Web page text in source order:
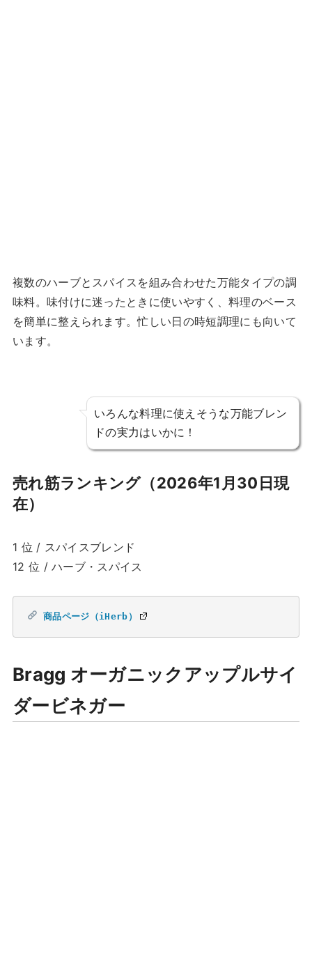
複数のハーブとスパイスを組み合わせた万能タイプの調
味料。味付けに迷ったときに使いやすく、料理のベース
を簡単に整えられます。忙しい日の時短調理にも向いて
います。
いろんな料理に使えそうな万能ブレン
ドの実力はいかに！
売れ筋ランキング（2026年1月30日現
在）
1 位 / スパイスブレンド
12 位 / ハーブ・スパイス
商品ページ（iHerb）
Bragg オーガニックアップルサイ
ダービネガー